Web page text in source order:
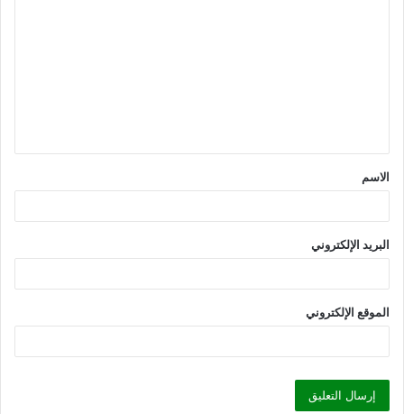
ق
*
الاسم
البريد الإلكتروني
الموقع الإلكتروني